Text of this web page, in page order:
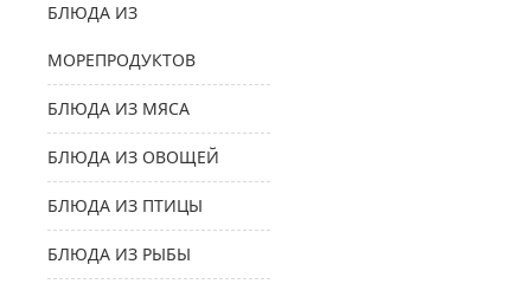
БЛЮДА ИЗ
МОРЕПРОДУКТОВ
БЛЮДА ИЗ МЯСА
БЛЮДА ИЗ ОВОЩЕЙ
БЛЮДА ИЗ ПТИЦЫ
БЛЮДА ИЗ РЫБЫ